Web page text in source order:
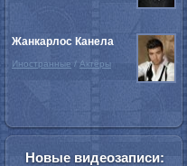
Жанкарлос Канела
Иностранные / Актёры
Новые видеозаписи: